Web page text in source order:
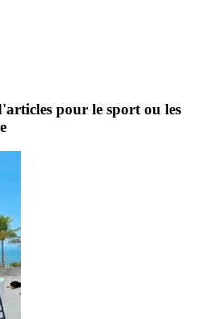
pour le sport ou les